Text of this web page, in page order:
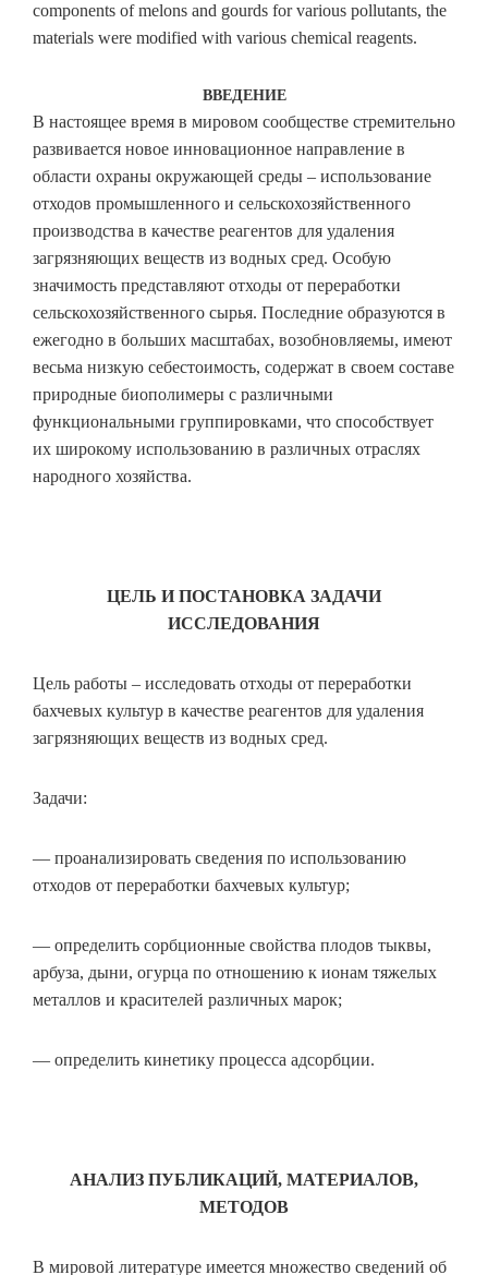
components of melons and gourds for various pollutants, the
materials were modified with various chemical reagents.
ВВЕДЕНИЕ
В настоящее время в мировом сообществе стремительно
развивается новое инновационное направление в
области охраны окружающей среды – использование
отходов промышленного и сельскохозяйственного
производства в качестве реагентов для удаления
загрязняющих веществ из водных сред. Особую
значимость представляют отходы от переработки
сельскохозяйственного сырья. Последние образуются в
ежегодно в больших масштабах, возобновляемы, имеют
весьма низкую себестоимость, содержат в своем составе
природные биополимеры с различными
функциональными группировками, что способствует
их широкому использованию в различных отраслях
народного хозяйства.
ЦЕЛЬ И ПОСТАНОВКА ЗАДАЧИ
ИССЛЕДОВАНИЯ
Цель работы – исследовать отходы от переработки
бахчевых культур в качестве реагентов для удаления
загрязняющих веществ из водных сред.
Задачи:
— проанализировать сведения по использованию
отходов от переработки бахчевых культур;
— определить сорбционные свойства плодов тыквы,
арбуза, дыни, огурца по отношению к ионам тяжелых
металлов и красителей различных марок;
— определить кинетику процесса адсорбции.
АНАЛИЗ ПУБЛИКАЦИЙ, МАТЕРИАЛОВ,
МЕТОДОВ
В мировой литературе имеется множество сведений об